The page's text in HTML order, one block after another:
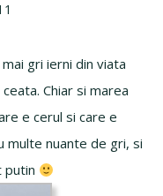
gri ierni din viata
Chiar si marea
e cerul si care e
multe nuante de gri, si
putin